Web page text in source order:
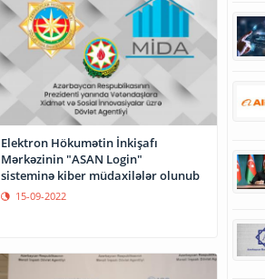
Elektron Hökumətin İnkişafı
Mərkəzinin "ASAN Login"
sisteminə kiber müdaxilələr olunub
15-09-2022